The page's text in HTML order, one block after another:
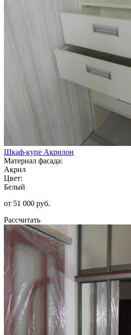
Шкаф-купе Акрилон
Материал фасада:
Акрил
Цвет:
Белый
от 51 000 руб.
Рассчитать